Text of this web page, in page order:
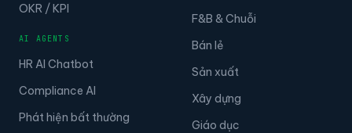
OKR / KPI
AI AGENTS
HR AI Chatbot
Compliance AI
Phát hiện bất thường
F&B & Chuỗi
Bán lẻ
Sản xuất
Xây dựng
Giáo dục